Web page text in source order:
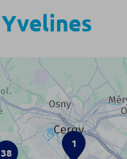
Yvelines
38
1